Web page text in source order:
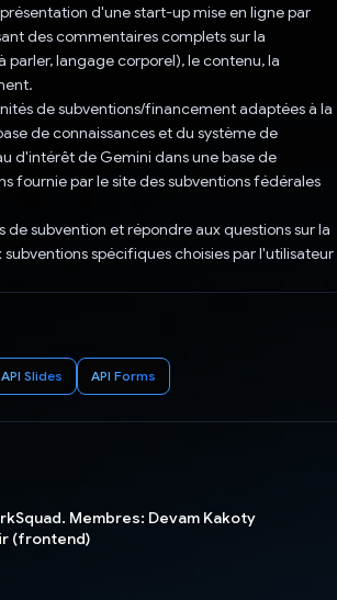
d'une start-up mise en ligne par
des commentaires complets sur la
parler, langage corporel), le contenu, la
de subventions/financement adaptées à la
de connaissances et du système de
d'intérêt de Gemini dans une base de
fournie par le site des subventions fédérales
de subvention et répondre aux questions sur la
spécifiques choisies par l'utilisateur
API Slides API Forms
Membres: Devam Kakoty
(frontend)